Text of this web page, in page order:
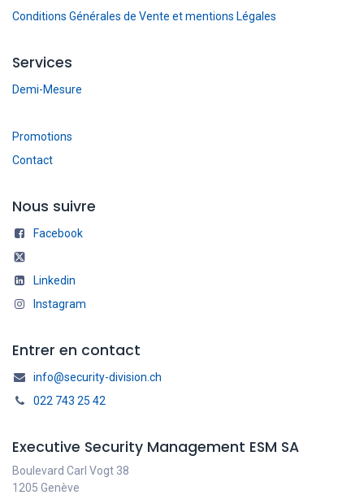
Conditions Générales de Vente et mentions Légales
Services
Demi-Mesure
Promotions
Contact
Nous suivre
Facebook
Linkedin
Instagram
Entrer en contact
info@security-division.ch
022 743 25 42
Executive Security Management ESM SA
Boulevard Carl Vogt 38
1205 Genève